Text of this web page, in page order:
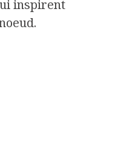
inspirent